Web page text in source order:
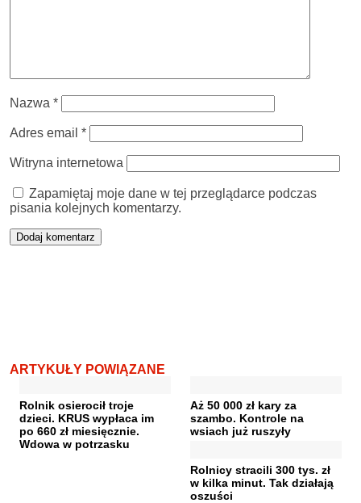
Nazwa *
Adres email *
Witryna internetowa
Zapamiętaj moje dane w tej przeglądarce podczas
pisania kolejnych komentarzy.
ARTYKUŁY POWIĄZANE
Rolnik osierocił troje
dzieci. KRUS wypłaca im
po 660 zł miesięcznie.
Wdowa w potrzasku
Aż 50 000 zł kary za
szambo. Kontrole na
wsiach już ruszyły
Rolnicy stracili 300 tys. zł
w kilka minut. Tak działają
oszuści